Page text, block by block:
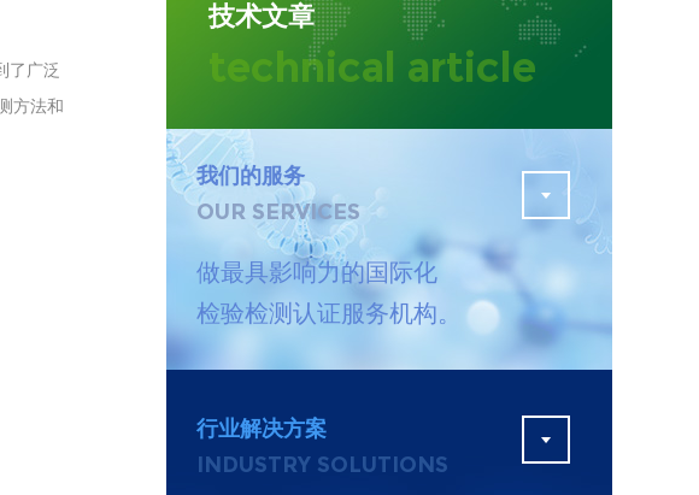
轨道交通变形监测
固废处理工程
更多
了广泛
方法和
技术文章
technical article
我们的服务
OUR SERVICES
做最具影响力的国际化
检验检测认证服务机构。
行业解决方案
INDUSTRY SOLUTIONS